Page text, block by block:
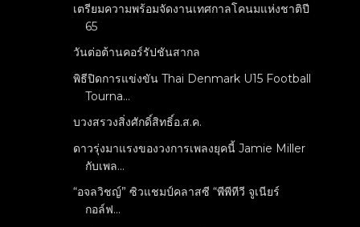
เตรียมความพร้อมจัดงานเทศกาลโคนมแห่งชาติปี
65
วันต่อต้านคอร์รัปชันสากล
พิธีปิดการแข่งขัน Thai Denmark U15 Football
Tourna...
บวงสรวงสิ่งศักดิ์สิทธิ์อ.ส.ค.
ดาวรุ่งมาแรงของวงการเพลงยุคนี้ Jamie Miller
กับเพล...
“อจลวิชญ์” ซิวแชมป์คลาสซี “พีพีทีวี จูเนียร์
กอล์ฟ...